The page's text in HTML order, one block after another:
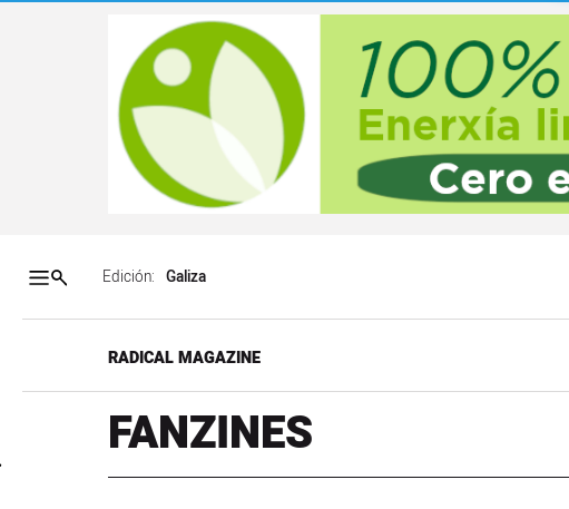
Contenidos portadaAccesibilidad
Edición:
RADICAL MAGAZINE
FANZINES